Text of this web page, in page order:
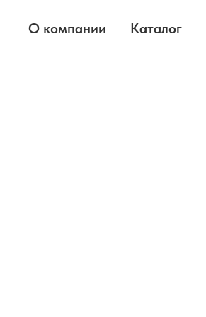
О компании Каталог